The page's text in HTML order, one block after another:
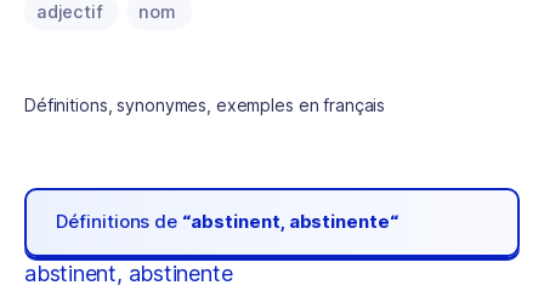
adjectif nom
Définitions, synonymes, exemples en français
Définitions de “abstinent, abstinente“
abstinent, abstinente